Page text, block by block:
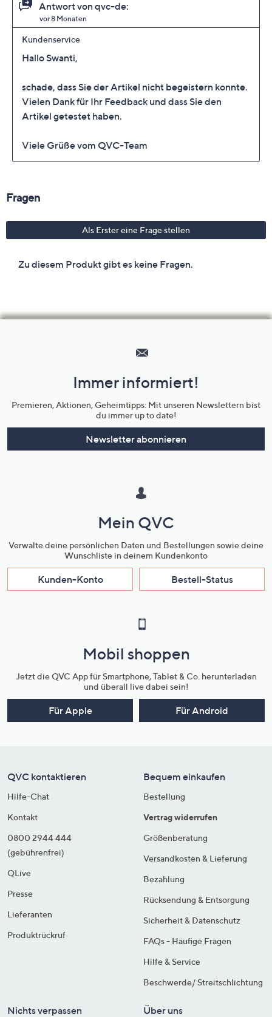
Unternehmensinformationen
Immer informiert!
Premieren, Aktionen, Geheimtipps: Mit unseren Newslettern bist
du immer up to date!
Newsletter abonnieren
Mein QVC
Verwalte deine persönlichen Daten und Bestellungen sowie deine
Wunschliste in deinem Kundenkonto
Kunden-Konto Bestell-Status
Mobil shoppen
Jetzt die QVC App für Smartphone, Tablet & Co. herunterladen
und überall live dabei sein!
Für Apple Für Android
QVC kontaktieren
Hilfe-Chat
Kontakt
0800 2944 444
(gebührenfrei)
QLive
Presse
Lieferanten
Produktrückruf
Bequem einkaufen
Bestellung
Vertrag widerrufen
Größenberatung
Versandkosten & Lieferung
Bezahlung
Rücksendung & Entsorgung
Sicherheit & Datenschutz
FAQs - Häufige Fragen
Hilfe & Service
Beschwerde/ Streitschlichtung
Nichts verpassen Über uns